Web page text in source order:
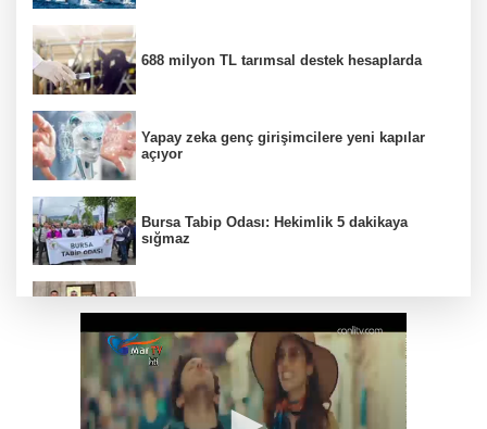
688 milyon TL tarımsal destek hesaplarda
Yapay zeka genç girişimcilere yeni kapılar
açıyor
Bursa Tabip Odası: Hekimlik 5 dakikaya
sığmaz
Hakkari'de JİHA destekli operasyonda 253
kilo esrar ele geçirildi